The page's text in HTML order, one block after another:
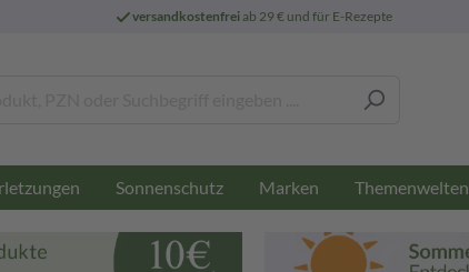
versandkostenfreiab 29 € und für E-Rezepte
Sonnenschutz Marken Themenwelten